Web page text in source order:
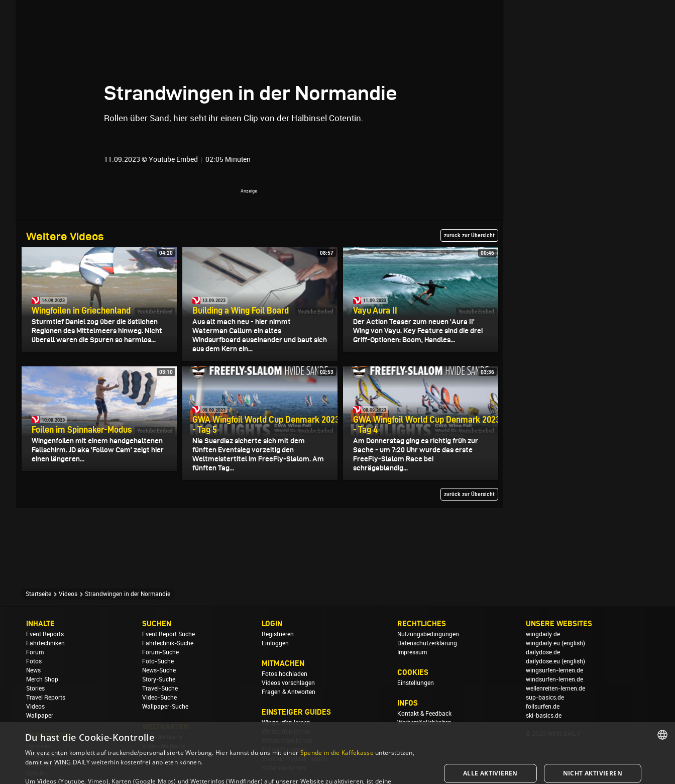
Strandwingen in der Normandie
Rollen über Sand, hier seht ihr einen Clip von der Halbinsel Cotentin.
11.09.2023 © Youtube Embed | 02:05 Minuten
Weitere Videos zurück zur Übersicht
04:20
Youtube Embed
14.09.2023
Wingfoilen in Griechenland
Sturmtief Daniel zog über die östlichen
Regionen des Mittelmeers hinweg. Nicht
überall waren die Spuren so harmlos...
08:57
Youtube Embed
13.09.2023
Building a Wing Foil Board
Aus alt mach neu - hier nimmt
Waterman Callum ein altes
Windsurfboard auseinander und baut sich
aus dem Kern ein...
00:46
Youtube Embed
11.09.2023
Vayu Aura II
Der Action Teaser zum neuen 'Aura II'
Wing von Vayu. Key Feature sind die drei
Griff-Optionen: Boom, Handles...
03:10
Youtube Embed
10.09.2023
Foilen im Spinnaker-Modus
Wingenfoilen mit einem handgehaltenen
Fallschirm. JD aka 'Follow Cam' zeigt hier
einen längeren...
02:53
Youtube Embed
09.09.2023
GWA Wingfoil World Cup Denmark 2023
- Tag 5
Nia Suardiaz sicherte sich mit dem
fünften Eventsieg vorzeitig den
Weltmeistertitel im FreeFly-Slalom. Am
fünften Tag...
03:36
Youtube Embed
08.09.2023
GWA Wingfoil World Cup Denmark 2023
- Tag 4
Am Donnerstag ging es richtig früh zur
Sache - um 7:20 Uhr wurde das erste
FreeFly-Slalom Race bei
schrägablandig...
zurück zur Übersicht
Startseite Videos Strandwingen in der Normandie
INHALTE
Event Reports
Fahrtechniken
Forum
Fotos
News
Merch Shop
Stories
Travel Reports
Videos
Wallpaper
VERZEICHNIS
Reiseanbieter
Reparaturanbieter
SUCHEN
Event Report Suche
Fahrtechnik-Suche
Forum-Suche
Foto-Suche
News-Suche
Story-Suche
Travel-Suche
Video-Suche
Wallpaper-Suche
Foto-Weltkarte
LOGIN
Registrieren
Einloggen
MITMACHEN
Fotos hochladen
Videos vorschlagen
Fragen & Antworten
EINSTEIGER GUIDES
Wingsurfen lernen
Foilsurfen lernen
RECHTLICHES
Nutzungsbedingungen
Datenschutzerklärung
Impressum
COOKIES
Einstellungen
INFOS
Kontakt & Feedback
Werbemöglichkeiten
UNSERE WEBSITES
wingdaily.de
wingdaily.eu (english)
dailydose.de
dailydose.eu (english)
wingsurfen-lernen.de
windsurfen-lernen.de
wellenreiten-lernen.de
sup-basics.de
foilsurfen.de
ski-basics.de
ENGLISH
Du hast die Cookie-Kontrolle
Wir verzichten komplett auf trackende/personalisierte Werbung. Hier kannst du uns mit einer Spende in die Kaffekasse unterstützen,
damit wir WING DAILY weiterhin kostenfrei anbieten können.
Um Videos (Youtube, Vimeo), Karten (Google Maps) und Wetterinfos (Windfinder) auf unserer Website zu aktivieren, ist deine
ALLE AKTIVIEREN NICHT AKTIVIEREN